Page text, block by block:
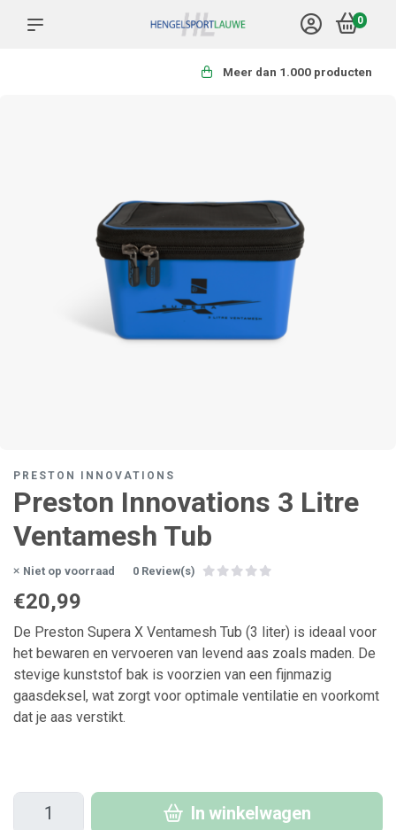
0
Meer dan 1.000 producten
PRESTON INNOVATIONS
Preston Innovations 3 Litre
Ventamesh Tub
Niet op voorraad 0 Review(s)
€20,99
De Preston Supera X Ventamesh Tub (3 liter) is ideaal voor
het bewaren en vervoeren van levend aas zoals maden. De
stevige kunststof bak is voorzien van een fijnmazig
gaasdeksel, wat zorgt voor optimale ventilatie en voorkomt
dat je aas verstikt.
In winkelwagen